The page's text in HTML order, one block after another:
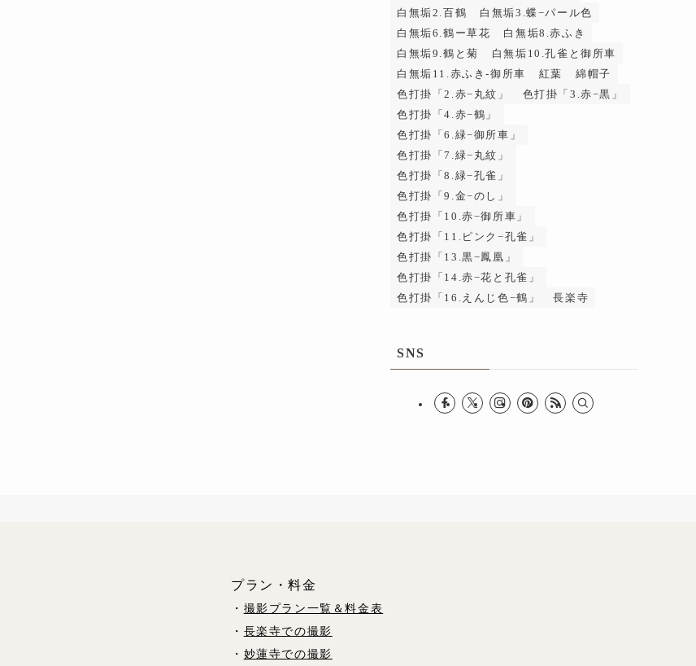
白無垢2.百鶴
白無垢3.蝶−パール色
白無垢6.鶴ー草花
白無垢8.赤ふき
白無垢9.鶴と菊
白無垢10.孔雀と御所車
白無垢11.赤ふき-御所車
紅葉
綿帽子
色打掛「2.赤−丸紋」
色打掛「3.赤−黒」
色打掛「4.赤−鶴」
色打掛「6.緑−御所車」
色打掛「7.緑−丸紋」
色打掛「8.緑−孔雀」
色打掛「9.金−のし」
色打掛「10.赤−御所車」
色打掛「11.ピンク−孔雀」
色打掛「13.黒−鳳凰」
色打掛「14.赤−花と孔雀」
色打掛「16.えんじ色−鶴」
長楽寺
SNS
プラン・料金
・ 撮影プラン一覧＆料金表
・ 長楽寺での撮影
・ 妙蓮寺での撮影